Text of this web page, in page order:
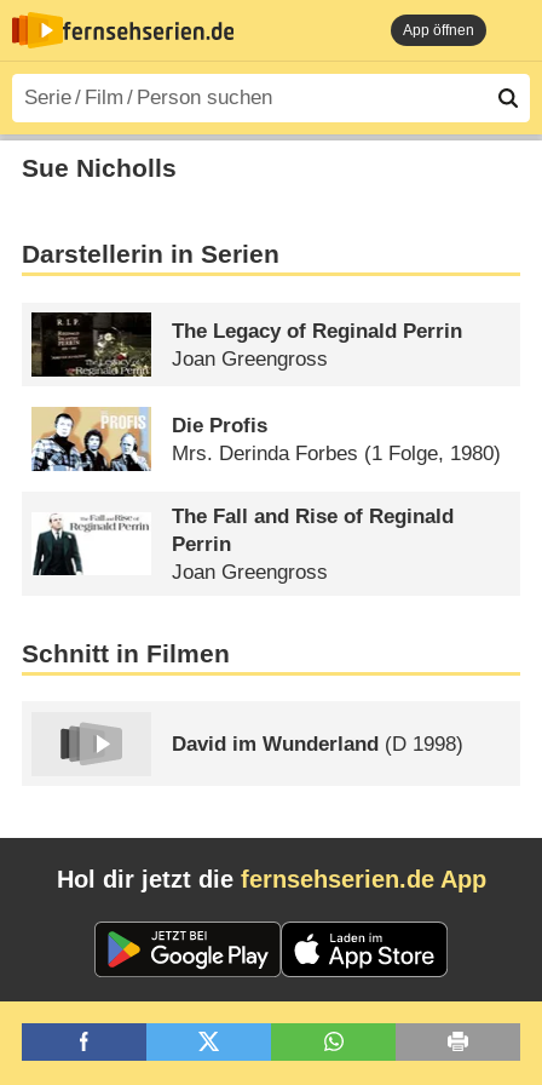
App öffnen
Sue Nicholls
Darstellerin in Serien
The Legacy of Reginald Perrin
Joan Greengross
Die Profis
Mrs. Derinda Forbes (1 Folge, 1980)
The Fall and Rise of Reginald
Perrin
Joan Greengross
Schnitt in Filmen
David im Wunderland (D 1998)
Hol dir jetzt die fernsehserien.de App